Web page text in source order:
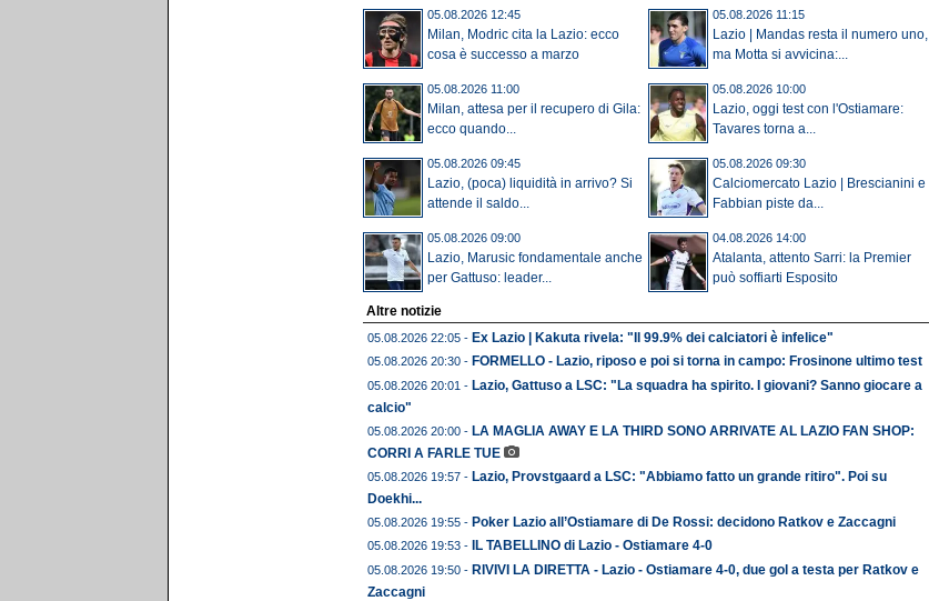
05.08.2026 12:45
Milan, Modric cita la Lazio: ecco
cosa è successo a marzo
05.08.2026 11:15
Lazio | Mandas resta il numero uno,
ma Motta si avvicina:...
05.08.2026 11:00
Milan, attesa per il recupero di Gila:
ecco quando...
05.08.2026 10:00
Lazio, oggi test con l'Ostiamare:
Tavares torna a...
05.08.2026 09:45
Lazio, (poca) liquidità in arrivo? Si
attende il saldo...
05.08.2026 09:30
Calciomercato Lazio | Brescianini e
Fabbian piste da...
05.08.2026 09:00
Lazio, Marusic fondamentale anche
per Gattuso: leader...
04.08.2026 14:00
Atalanta, attento Sarri: la Premier
può soffiarti Esposito
Altre notizie
05.08.2026 22:05 - Ex Lazio | Kakuta rivela: "Il 99.9% dei calciatori è infelice"
05.08.2026 20:30 - FORMELLO - Lazio, riposo e poi si torna in campo: Frosinone ultimo test
05.08.2026 20:01 - Lazio, Gattuso a LSC: "La squadra ha spirito. I giovani? Sanno giocare a
calcio"
05.08.2026 20:00 - LA MAGLIA AWAY E LA THIRD SONO ARRIVATE AL LAZIO FAN SHOP:
CORRI A FARLE TUE
05.08.2026 19:57 - Lazio, Provstgaard a LSC: "Abbiamo fatto un grande ritiro". Poi su
Doekhi...
05.08.2026 19:55 - Poker Lazio all’Ostiamare di De Rossi: decidono Ratkov e Zaccagni
05.08.2026 19:53 - IL TABELLINO di Lazio - Ostiamare 4-0
05.08.2026 19:50 - RIVIVI LA DIRETTA - Lazio - Ostiamare 4-0, due gol a testa per Ratkov e
Zaccagni